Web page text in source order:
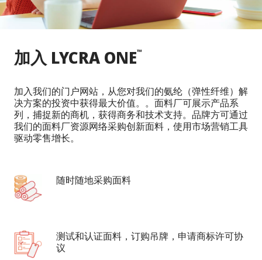
加入 LYCRA ONE™
加入我们的门户网站，从您对我们的氨纶（弹性纤维）解
决方案的投资中获得最大价值。。面料厂可展示产品系
列，捕捉新的商机，获得商务和技术支持。品牌方可通过
我们的面料厂资源网络采购创新面料，使用市场营销工具
驱动零售增长。
随时随地采购面料
测试和认证面料，订购吊牌，申请商标许可协
议